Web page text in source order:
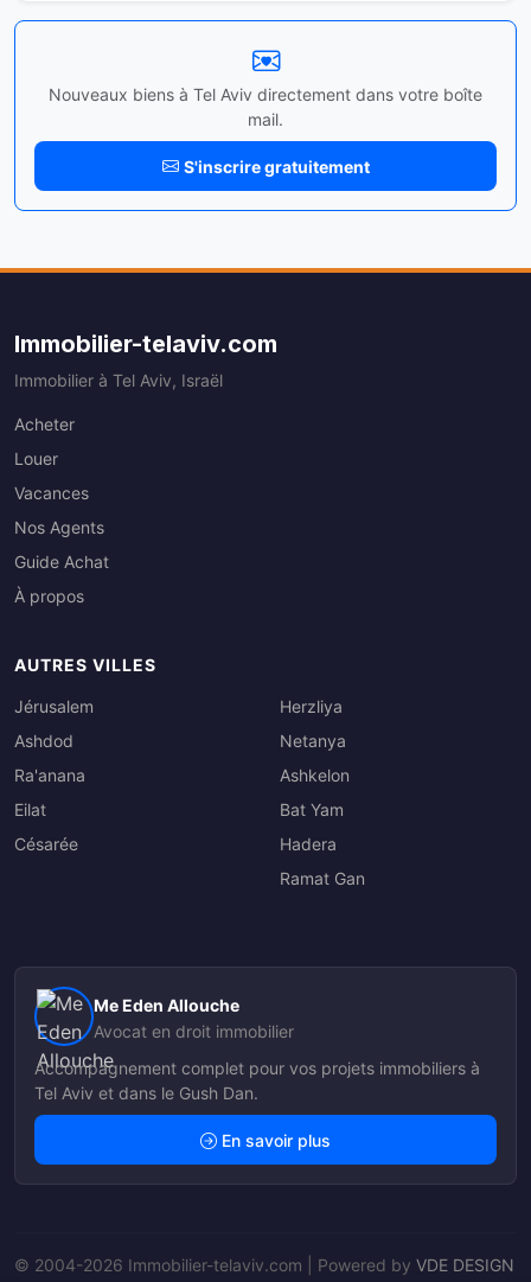
Nouveaux biens à Tel Aviv directement dans votre boîte
mail.
S'inscrire gratuitement
Immobilier-telaviv.com
Immobilier à Tel Aviv, Israël
Acheter
Louer
Vacances
Nos Agents
Guide Achat
À propos
AUTRES VILLES
Jérusalem
Ashdod
Ra'anana
Eilat
Césarée
Herzliya
Netanya
Ashkelon
Bat Yam
Hadera
Ramat Gan
Me Eden Allouche
Avocat en droit immobilier
Accompagnement complet pour vos projets immobiliers à
Tel Aviv et dans le Gush Dan.
En savoir plus
© 2004-2026 Immobilier-telaviv.com | Powered by VDE DESIGN